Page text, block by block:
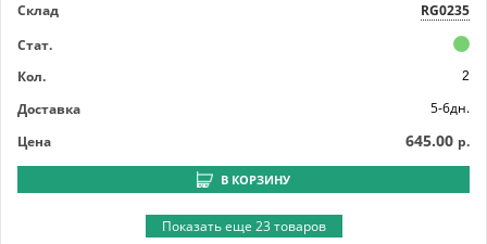
Склад
RG0235
Стат.
Кол.
2
Доставка
5-6дн.
Цена
645.00 р.
В КОРЗИНУ
Показать еще 23 товаров